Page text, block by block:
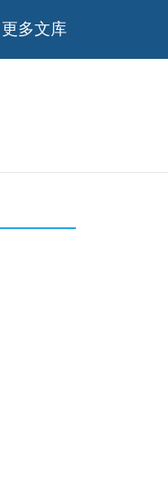
更多文库